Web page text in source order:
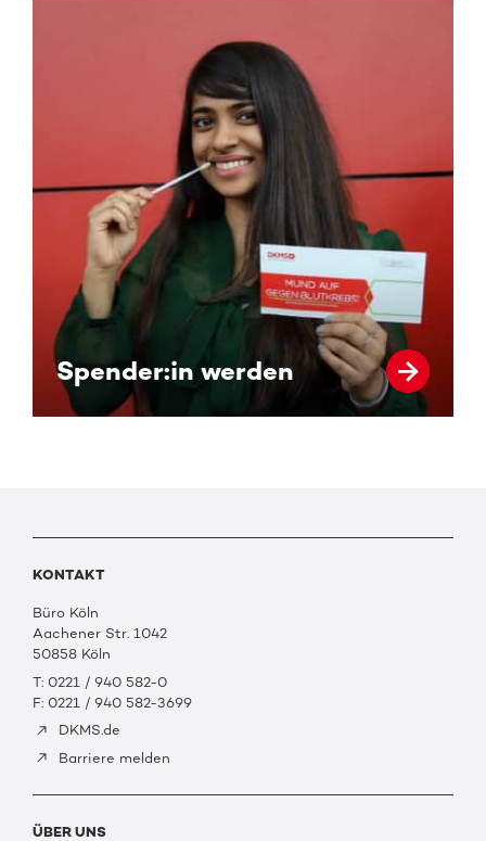
Spender:in werden
KONTAKT
Büro Köln
Aachener Str. 1042
50858 Köln
T: 0221 / 940 582-0
F: 0221 / 940 582-3699
DKMS.de
Barriere melden
ÜBER UNS